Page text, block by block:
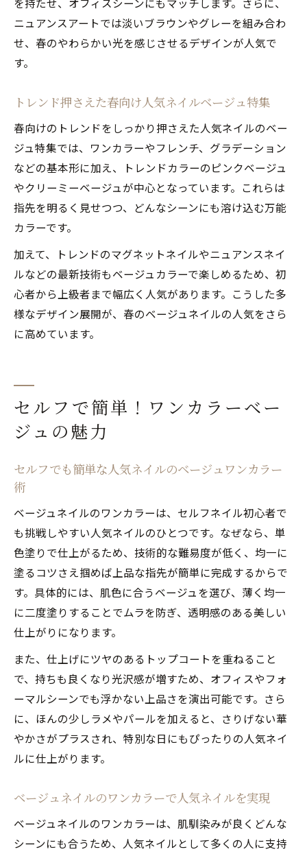
ニュアンスアートでは淡いブラウンやグレーを組み合わ
せ、春のやわらかい光を感じさせるデザインが人気で
す。
トレンド押さえた春向け人気ネイルベージュ特集
春向けのトレンドをしっかり押さえた人気ネイルのベー
ジュ特集では、ワンカラーやフレンチ、グラデーション
などの基本形に加え、トレンドカラーのピンクベージュ
やクリーミーベージュが中心となっています。これらは
指先を明るく見せつつ、どんなシーンにも溶け込む万能
カラーです。
加えて、トレンドのマグネットネイルやニュアンスネイ
ルなどの最新技術もベージュカラーで楽しめるため、初
心者から上級者まで幅広く人気があります。こうした多
様なデザイン展開が、春のベージュネイルの人気をさら
に高めています。
セルフで簡単！ワンカラーベー
ジュの魅力
セルフでも簡単な人気ネイルのベージュワンカラー
術
ベージュネイルのワンカラーは、セルフネイル初心者で
も挑戦しやすい人気ネイルのひとつです。なぜなら、単
色塗りで仕上がるため、技術的な難易度が低く、均一に
塗るコツさえ掴めば上品な指先が簡単に完成するからで
す。具体的には、肌色に合うベージュを選び、薄く均一
に二度塗りすることでムラを防ぎ、透明感のある美しい
仕上がりになります。
また、仕上げにツヤのあるトップコートを重ねること
で、持ちも良くなり光沢感が増すため、オフィスやフォ
ーマルシーンでも浮かない上品さを演出可能です。さら
に、ほんの少しラメやパールを加えると、さりげない華
やかさがプラスされ、特別な日にもぴったりの人気ネイ
ルに仕上がります。
ベージュネイルのワンカラーで人気ネイルを実現
ベージュネイルのワンカラーは、肌馴染みが良くどんな
シーンにも合うため、人気ネイルとして多くの人に支持